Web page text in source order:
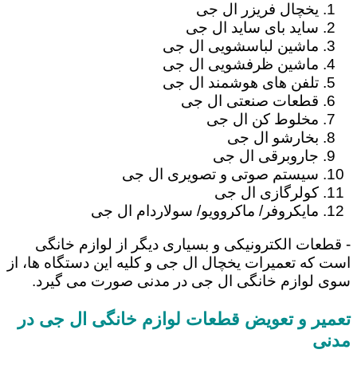
یخچال فریزر ال جی
ساید بای ساید ال جی
ماشین لباسشویی ال جی
ماشین ظرفشویی ال جی
تلفن های هوشمند ال جی
قطعات صنعتی ال جی
مخلوط کن ال جی
بخارشو ال جی
جاروبرقی ال جی
سیستم صوتی و تصویری ال جی
کولرگازی ال جی
مایکروفر/ ماکروویو/ سولاردام ال جی
- قطعات الکترونیکی و بسیاری دیگر از لوازم خانگی
است که تعمیرات یخچال ال جی و کلیه این دستگاه ها، از
سوی لوازم خانگی ال جی در مدنی صورت می گیرد.
تعمیر و تعویض قطعات لوازم خانگی ال جی در
مدنی